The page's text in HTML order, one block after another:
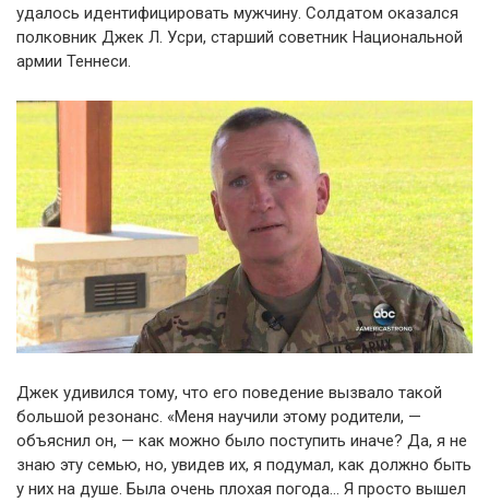
удалось идентифицировать мужчину. Солдатом оказался
полковник Джек Л. Усри, старший советник Национальной
армии Теннеси.
Джек удивился тому, что его поведение вызвало такой
большой резонанс. «Меня научили этому родители, —
объяснил он, — как можно было поступить иначе? Да, я не
знаю эту семью, но, увидев их, я подумал, как должно быть
у них на душе. Была очень плохая погода… Я просто вышел